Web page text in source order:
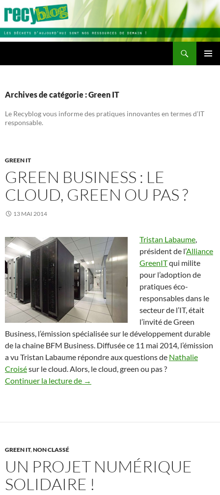
Aller
contenu
Archives de catégorie : Green IT
Le Recyblog vous informe des pratiques innovantes en termes d’IT
responsable.
GREEN IT
GREEN BUSINESS : LE
CLOUD, GREEN OU PAS ?
13 MAI 2014
Tristan Labaume,
président de l’Alliance
GreenITqui milite
pour l’adoption de
pratiques éco-
responsables dans le
secteur de l’IT, était
l’invité de Green
Business, l’émission spécialisée sur le développement durable
de la chaine BFM Business. Diffusée ce 11 mai 2014, l’émission
a vu Tristan Labaume répondre aux questions de Nathalie
Croisésur le cloud. Alors, le cloud, green ou pas ?
Continuer la lecture de Green Business : le cloud, green ou pas ?
→
GREEN IT,NON CLASSÉ
UN PROJET NUMÉRIQUE
SOLIDAIRE !